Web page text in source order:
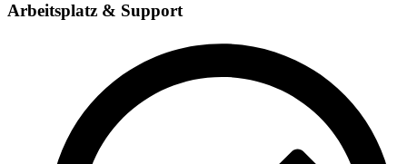
Arbeitsplatz & Support